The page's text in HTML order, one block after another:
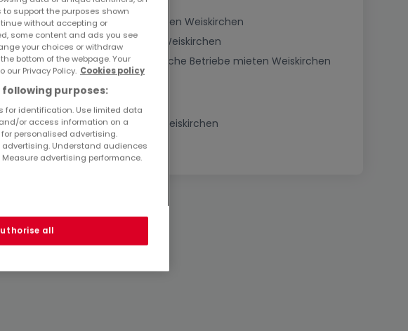
Geschäfte mieten Weiskirchen
Hotels mieten Weiskirchen
Landwirtschaftliche Betriebe mieten Weiskirchen
Immobilien in Weiskirchen
support the purposes shown
without accepting or
some content and ads you see
your choices or withdraw
bottom of the webpage. Your
our Privacy Policy. Cookies policy
purposes:
for identification. Use limited data
or access information on a
personalised advertising.
advertising. Understand audiences
advertising performance.
all